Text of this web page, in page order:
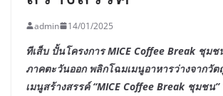
admin 14/01/2025
ทีเส็บ ปั้นโครงการ MICE Coffee Break ชุม
ภาคตะวันออก พลิกโฉมเมนูอาหารว่างจากวั
เมนูสร้างสรรค์ “MICE Coffee Break ชุมชน